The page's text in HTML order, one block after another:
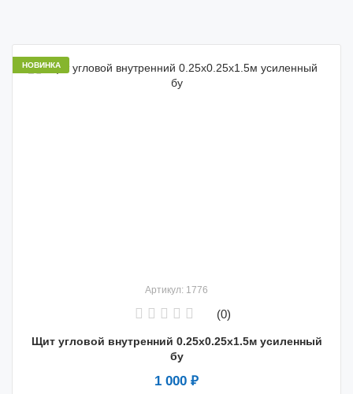
НОВИНКА
Артикул: 1776
(0)
Щит угловой внутренний 0.25х0.25х1.5м усиленный
бу
1 000 ₽